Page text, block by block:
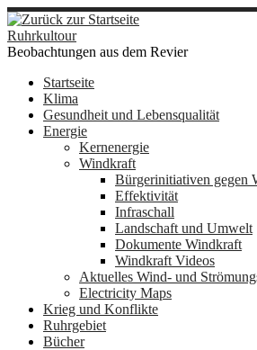
Zum
Inhalt
springen
Ruhrkultour
Beobachtungen aus dem Revier
Startseite
Klima
Gesundheit und Lebensqualität
Energie
Kernenergie
Windkraft
Bürgerinitiativen gegen
Effektivität
Infraschall
Landschaft und Umwelt
Dokumente Windkraft
Windkraft Videos
Aktuelles Wind- und
Electricity Maps
Krieg und Konflikte
Ruhrgebiet
Bücher